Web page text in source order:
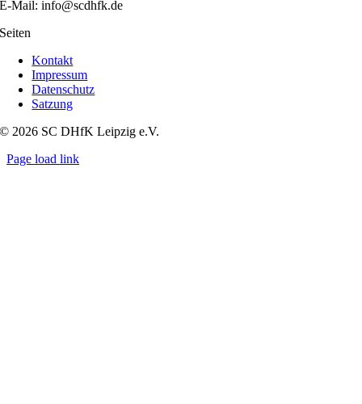
E-Mail: info@scdhfk.de
Seiten
Kontakt
Impressum
Datenschutz
Satzung
© 2026 SC DHfK Leipzig e.V.
Page load link